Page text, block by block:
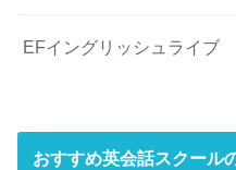
EFイングリッシュライブ
おすすめ英会話スクール